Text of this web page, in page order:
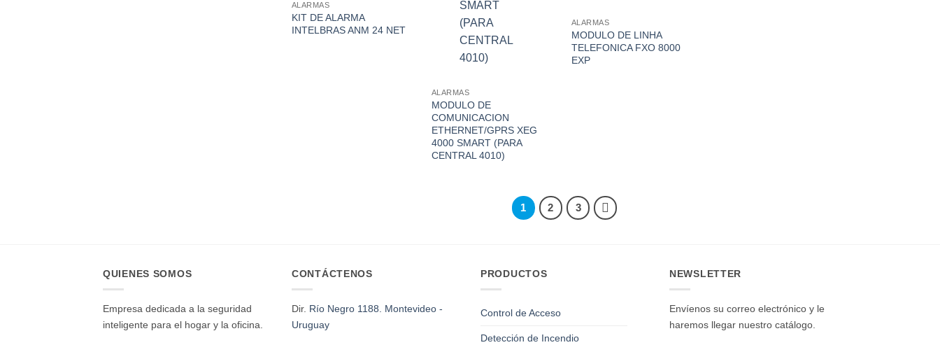
ALARMAS
KIT DE ALARMA
INTELBRAS ANM 24 NET
ALARMAS
MODULO DE
COMUNICACION
ETHERNET/GPRS XEG
4000 SMART (PARA
CENTRAL 4010)
ALARMAS
MODULO DE LINHA
TELEFONICA FXO 8000
EXP
1 2 3
QUIENES SOMOS
Empresa dedicada a la seguridad
inteligente para el hogar y la oficina.
CONTÁCTENOS
Dir. Río Negro 1188. Montevideo -
Uruguay
PRODUCTOS
Control de Acceso
Detección de Incendio
NEWSLETTER
Envíenos su correo electrónico y le
haremos llegar nuestro catálogo.